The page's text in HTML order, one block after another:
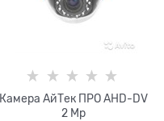
Камера АйТек ПРО AHD-DV
2 Mp